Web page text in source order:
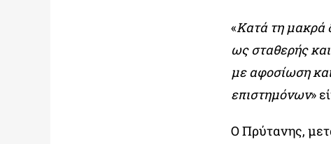
«Κατά τη μακρά
ως σταθερής
με αφοσίωση
επιστημόνων»
Ο Πρύτανης,